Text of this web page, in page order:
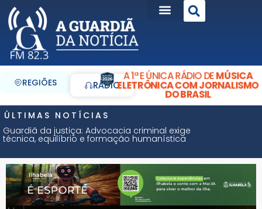
REGIÕES RÁDIO
A 1ª E ÚNICA RÁDIO DEMÚSICA
ELETRÔNICA COM JORNALISMO
DO BRASIL
ÚLTIMAS NOTÍCIAS
Guardiã da justiça: Advocacia criminal exige
técnica, equilíbrio e formação humanística